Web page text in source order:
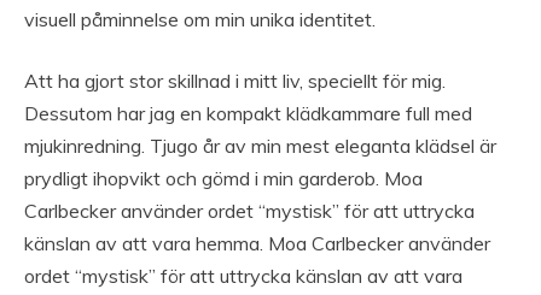
visuell påminnelse om min unika identitet.
Att ha gjort stor skillnad i mitt liv, speciellt för mig.
Dessutom har jag en kompakt klädkammare full med
mjukinredning. Tjugo år av min mest eleganta klädsel är
prydligt ihopvikt och gömd i min garderob. Moa
Carlbecker använder ordet “mystisk” för att uttrycka
känslan av att vara hemma. Moa Carlbecker använder
ordet “mystisk” för att uttrycka känslan av att vara